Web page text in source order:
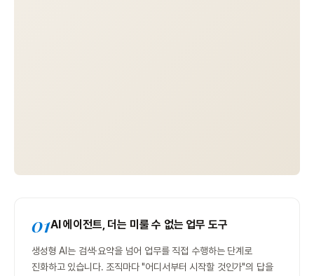
01AI 에이전트, 더는 미룰 수 없는 업무 도구
생성형 AI는 검색·요약을 넘어 업무를 직접 수행하는 단계로
진화하고 있습니다. 조직마다 "어디서부터 시작할 것인가"의 답을